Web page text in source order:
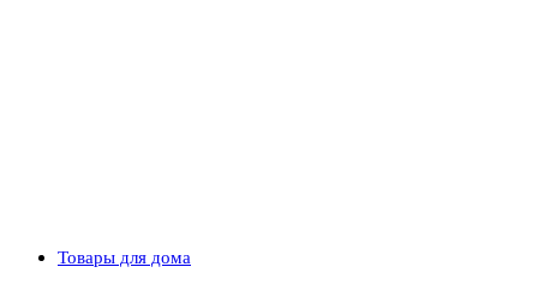
Товары для дома